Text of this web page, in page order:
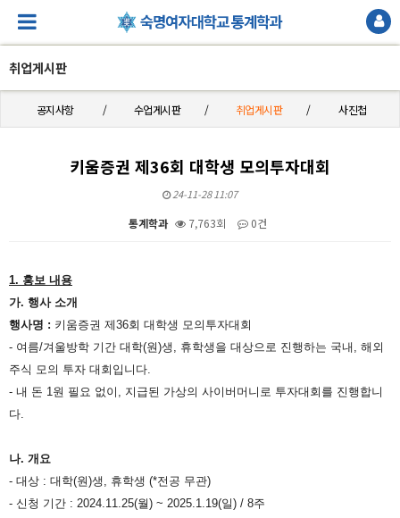
취업게시판
공지사항 수업게시판 취업게시판 사진첩
키움증권 제36회 대학생 모의투자대회
24-11-28 11:07
통계학과 7,763회 0건
1. 홍보 내용
가. 행사 소개
행사명 : 키움증권 제36회 대학생 모의투자대회
- 여름/겨울방학 기간 대학(원)생, 휴학생을 대상으로 진행하는 국내 , 해외
주식 모의 투자 대회입니다.
- 내 돈 1원 필요 없이 , 지급된 가상의 사이버머니로 투자대회를 진행합니
다.
나. 개요
- 대상 : 대학(원)생, 휴학생 (*전공 무관)
- 신청 기간 : 2024.11.25(월) ~ 2025.1.19(일) / 8주